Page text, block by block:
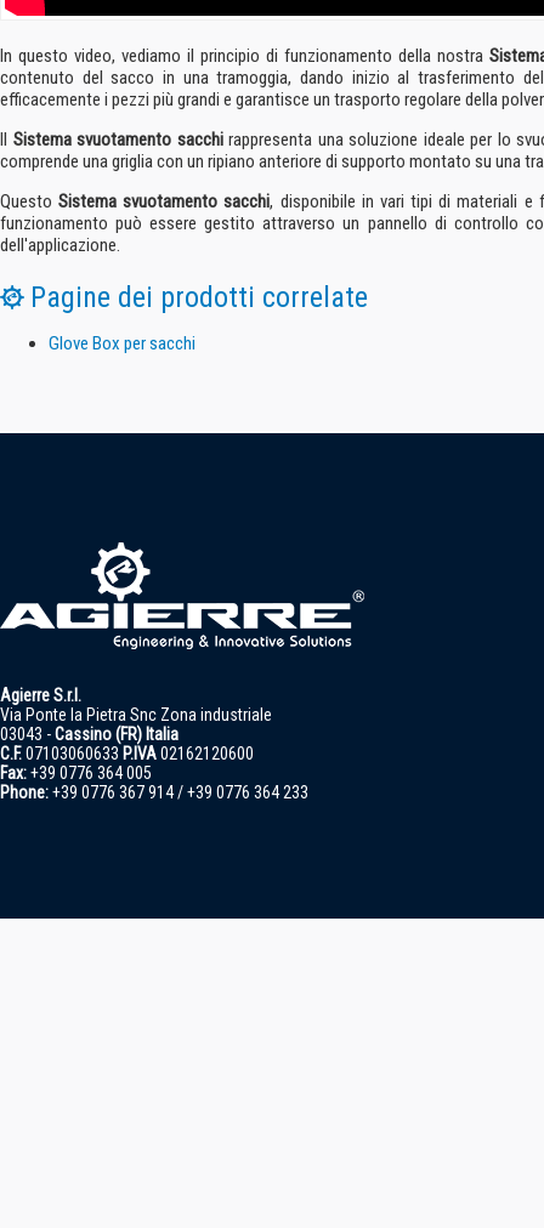
In questo video, vediamo il principio di funzionamento della nostra
contenuto del sacco in una tramoggia, dando inizio al trasferimento
efficacemente i pezzi più grandi e garantisce un trasporto regolare della
Il Sistema svuotamento sacchirappresenta una soluzione ideale per lo
comprende una griglia con un ripiano anteriore di supporto montato su una
QuestoSistema svuotamento sacchi, disponibile in vari tipi di materiali
funzionamento può essere gestito attraverso un pannello di controllo
dell'applicazione.
Pagine dei prodotti correlate
Glove Box per sacchi
Agierre S.r.l.
Via Ponte la Pietra Snc Zona industriale
03043 -Cassino (FR) Italia
C.F.07103060633 P.IVA02162120600
Fax:+39 0776 364 005
Phone:+39 0776 367 914 / +39 0776 364 233